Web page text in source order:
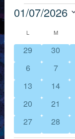
01/07/2026
date.
Calendrier
de
L M
0
évènements
29
0
30
0
évènements
6
0
7
0
évènements
13
0
14
0
évènements
20
0
21
0
évènements
27
0
28